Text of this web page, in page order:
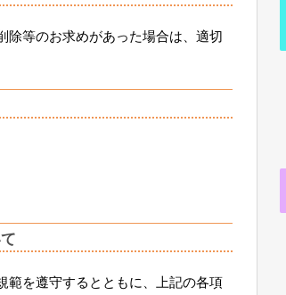
除等のお求めがあった場合は、適切
範を遵守するとともに、上記の各項